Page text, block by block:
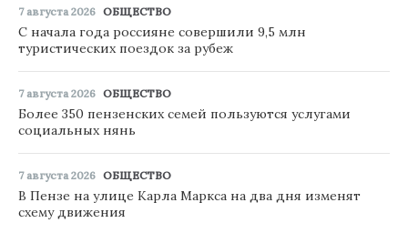
7 августа 2026 ОБЩЕСТВО
С начала года россияне совершили 9,5 млн
туристических поездок за рубеж
7 августа 2026 ОБЩЕСТВО
Более 350 пензенских семей пользуются услугами
социальных нянь
7 августа 2026 ОБЩЕСТВО
В Пензе на улице Карла Маркса на два дня изменят
схему движения